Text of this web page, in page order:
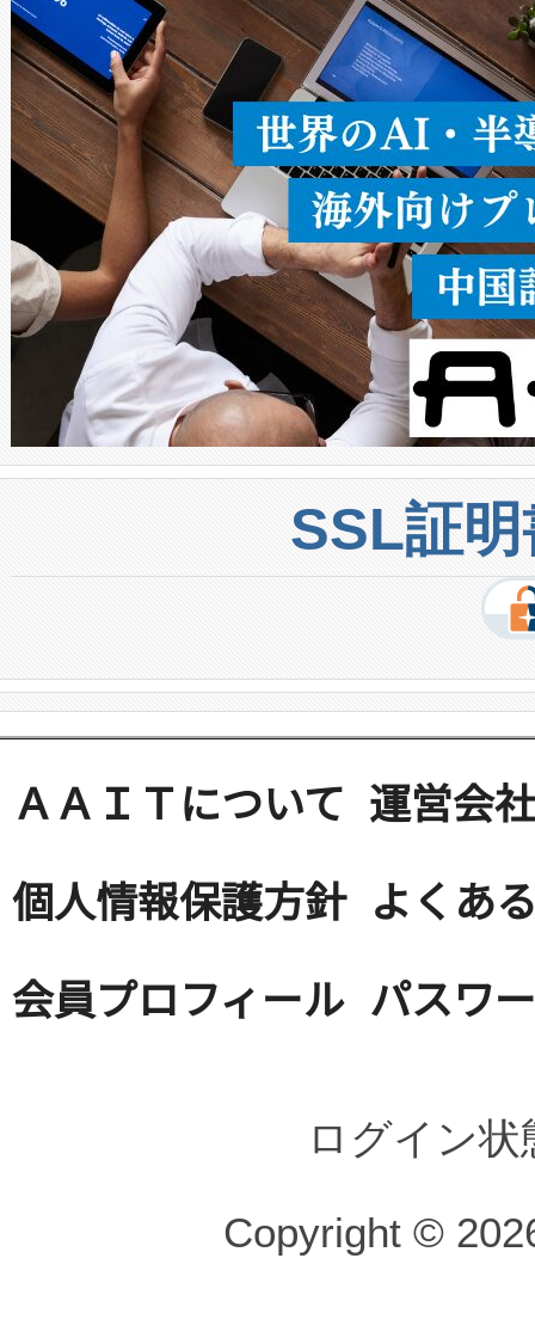
うにします。遠距離まで届く
密度なスキャ […]
SSL証
ＡＡＩＴについて 運営会社
個人情報保護方針 よくあ
会員プロフィール パスワ
ログイン
Copyright ©